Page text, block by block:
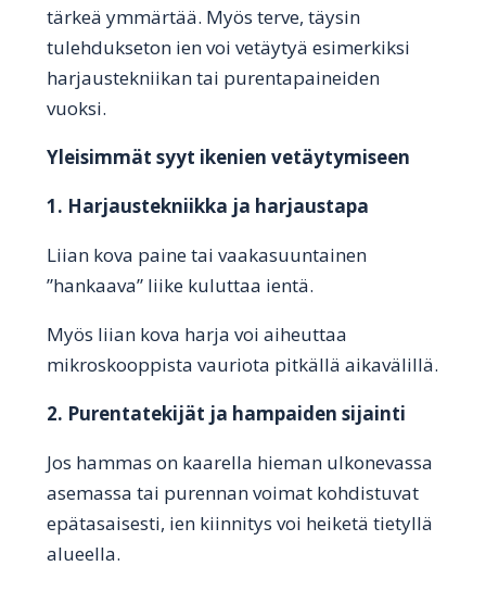
tärkeä ymmärtää. Myös terve, täysin
tulehdukseton ien voi vetäytyä esimerkiksi
harjaustekniikan tai purentapaineiden
vuoksi.
Yleisimmät syyt ikenien vetäytymiseen
1. Harjaustekniikka ja harjaustapa
Liian kova paine tai vaakasuuntainen
”hankaava” liike kuluttaa ientä.
Myös liian kova harja voi aiheuttaa
mikroskooppista vauriota pitkällä aikavälillä.
2. Purentatekijät ja hampaiden sijainti
Jos hammas on kaarella hieman ulkonevassa
asemassa tai purennan voimat kohdistuvat
epätasaisesti, ien kiinnitys voi heiketä tietyllä
alueella.